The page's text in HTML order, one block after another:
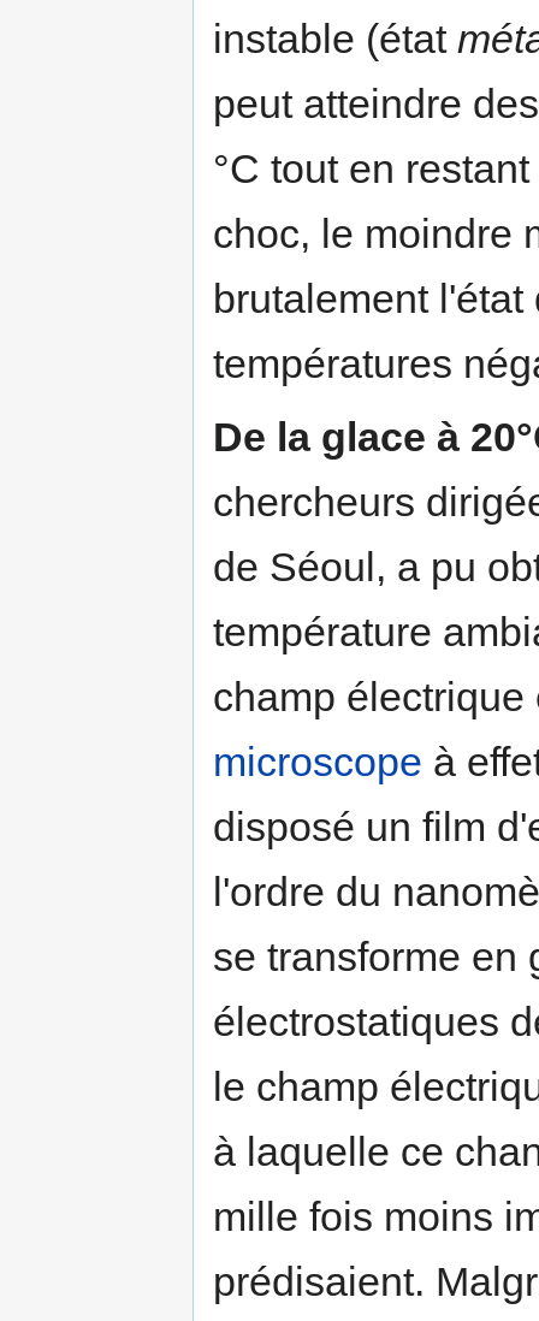
instable (état
peut atteindre
°C tout en
choc, le moindre
brutalement
températures
De la glace à
chercheurs
de Séoul, a pu
température
champ
microscope à
disposé un film
l'ordre du
se transforme en
électrostatiques
le champ
à laquelle ce
mille fois moins
prédisaient.